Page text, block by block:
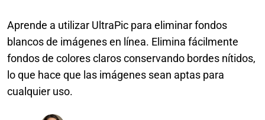
Aprende a utilizar UltraPic para eliminar fondos
blancos de imágenes en línea. Elimina fácilmente
fondos de colores claros conservando bordes nítidos,
lo que hace que las imágenes sean aptas para
cualquier uso.